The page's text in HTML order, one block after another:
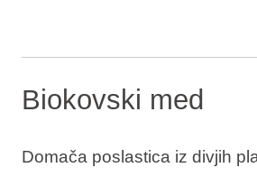
Biokovski med
Domača poslastica iz divjih